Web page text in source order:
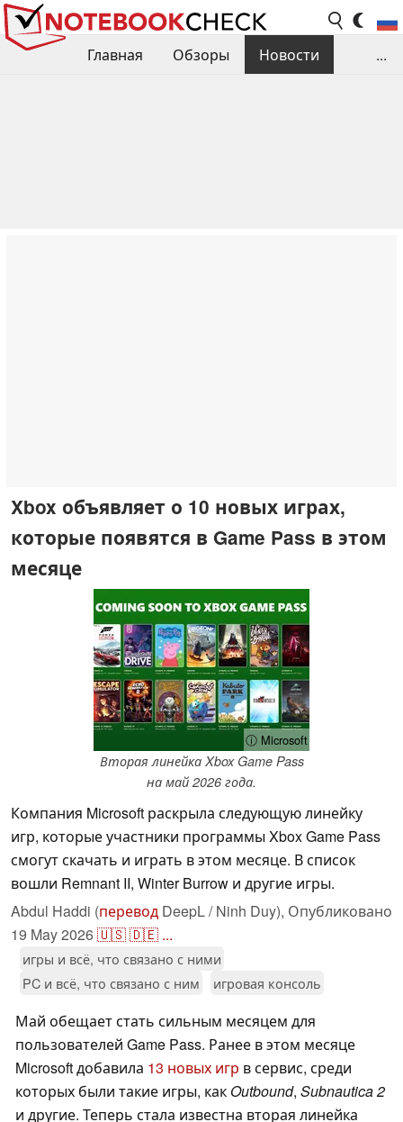
Главная Обзоры
Новости
...
Xbox объявляет о 10 новых играх,
которые появятся в Game Pass в этом
месяце
ⓘ Microsoft
Вторая линейка Xbox Game Pass
на май 2026 года.
Компания Microsoft раскрыла следующую линейку
игр, которые участники программы Xbox Game Pass
смогут скачать и играть в этом месяце. В список
вошли Remnant II, Winter Burrow и другие игры.
Abdul Haddi (перевод DeepL / Ninh Duy), Опубликовано
19 May 2026🇺🇸🇩🇪 ...
игры и всё, что связано с ними
PC и всё, что связано с ним
игровая консоль
Май обещает стать сильным месяцем для
пользователей Game Pass. Ранее в этом месяце
Microsoft добавила 13 новых игр в сервис, среди
которых были такие игры, как Outbound, Subnautica 2
и другие. Теперь стала известна вторая линейка